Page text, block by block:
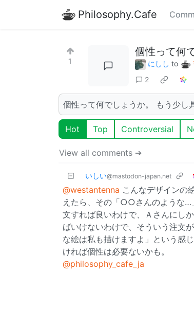
Philosophy.Cafe
1
個性って何
にしし to
2
個性って何でしょうか。 もう少し
Hot Top Controversial
View all comments ➔
いしい@mastodon-japan.net
@westantenna こんなデザインの
えたら、その「○○さんのような…
文すれば良いわけで、Ａさんにし
ばいけないわけで、そういう注文
な絵は私も描けますよ」という感
ければ個性は必要ないかも。
@philosophy_cafe_ja